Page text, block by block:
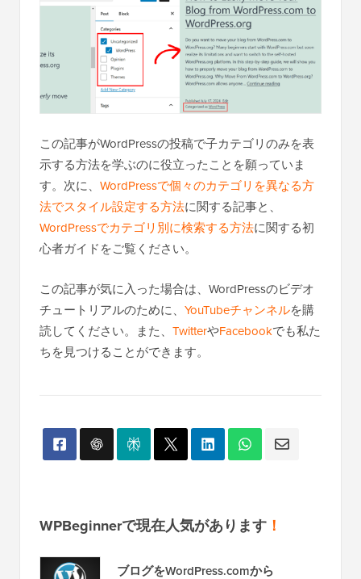
この記事がWordPressの投稿で子カテゴリのみを表
示する方法を学ぶのに役立ったことを願っていま
す。次に、 WordPressで個々のカテゴリを異なる方
法でスタイル設定する方法に関する記事と、
WordPressでカテゴリ別に検索する方法に関する初
心者ガイドをご覧ください。
この記事が気に入った場合は、WordPressのビデオ
チュートリアルのために、 YouTubeチャンネルを購
読してください。また、 TwitterやFacebookでも私た
ちを見つけることができます。
WPBeginnerで現在人気があります ！
ブログをWordPress.comから